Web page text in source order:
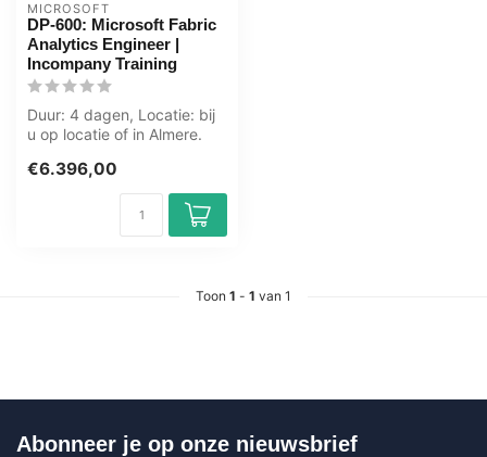
MICROSOFT
DP-600: Microsoft Fabric
Analytics Engineer |
Incompany Training
Duur: 4 dagen, Locatie: bij
u op locatie of in Almere.
€6.396,00
Toon 1 - 1 van 1
Abonneer je op onze nieuwsbrief